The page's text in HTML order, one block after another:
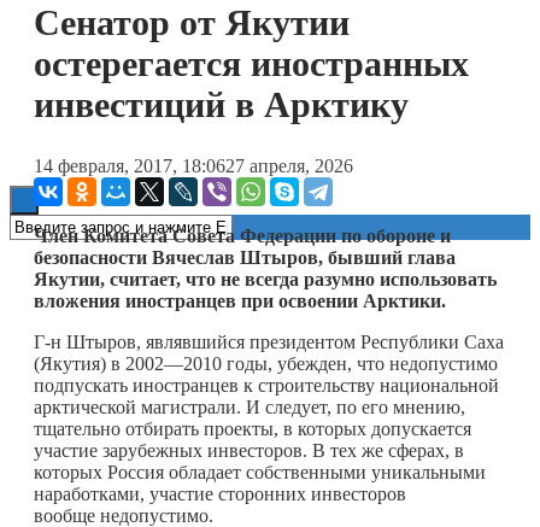
Cенатор от Якутии
остерегается иностранных
инвестиций в Арктику
14 февраля, 2017, 18:0627 апреля, 2026
Член Комитета Совета Федерации по обороне и
безопасности Вячеслав Штыров, бывший глава
Якутии, считает, что не всегда разумно использовать
вложения иностранцев при освоении Арктики.
Г-н Штыров, являвшийся президентом Республики Саха
(Якутия) в 2002—2010 годы, убежден, что недопустимо
подпускать иностранцев к строительству национальной
арктической магистрали. И следует, по его мнению,
тщательно отбирать проекты, в которых допускается
участие зарубежных инвесторов. В тех же сферах, в
которых Россия обладает собственными уникальными
наработками, участие сторонних инвесторов
вообще недопустимо.